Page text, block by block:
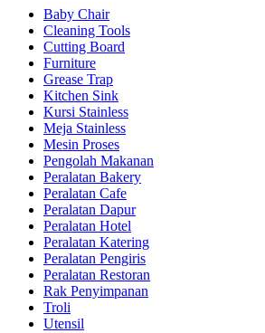
Baby Chair
Cleaning Tools
Cutting Board
Furniture
Grease Trap
Kitchen Sink
Kursi Stainless
Meja Stainless
Mesin Proses
Pengolah Makanan
Peralatan Bakery
Peralatan Cafe
Peralatan Dapur
Peralatan Hotel
Peralatan Katering
Peralatan Pengiris
Peralatan Restoran
Rak Penyimpanan
Troli
Utensil